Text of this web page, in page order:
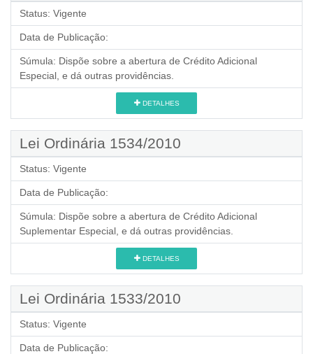
Status: Vigente
Data de Publicação:
Súmula: Dispõe sobre a abertura de Crédito Adicional
Especial, e dá outras providências.
DETALHES
Lei Ordinária 1534/2010
Status: Vigente
Data de Publicação:
Súmula: Dispõe sobre a abertura de Crédito Adicional
Suplementar Especial, e dá outras providências.
DETALHES
Lei Ordinária 1533/2010
Status: Vigente
Data de Publicação: